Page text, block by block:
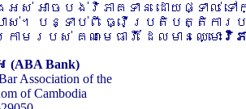
ងអស់ អាចបង់វិភាគទាន ដោយផ្ទាល់
បាស់។ បន្ទាប់ពី ធ្វើប្រតិបត្តិកា
រាមរបស់ គណៈមេធាវី ដែលមានឈ្មោះ វិភ
(ABA Bank)
Association of the